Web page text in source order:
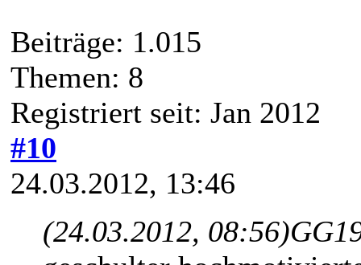
Beiträge: 1.015
Themen: 8
Registriert seit: Jan 2012
#10
24.03.2012, 13:46
(24.03.2012, 08:56)